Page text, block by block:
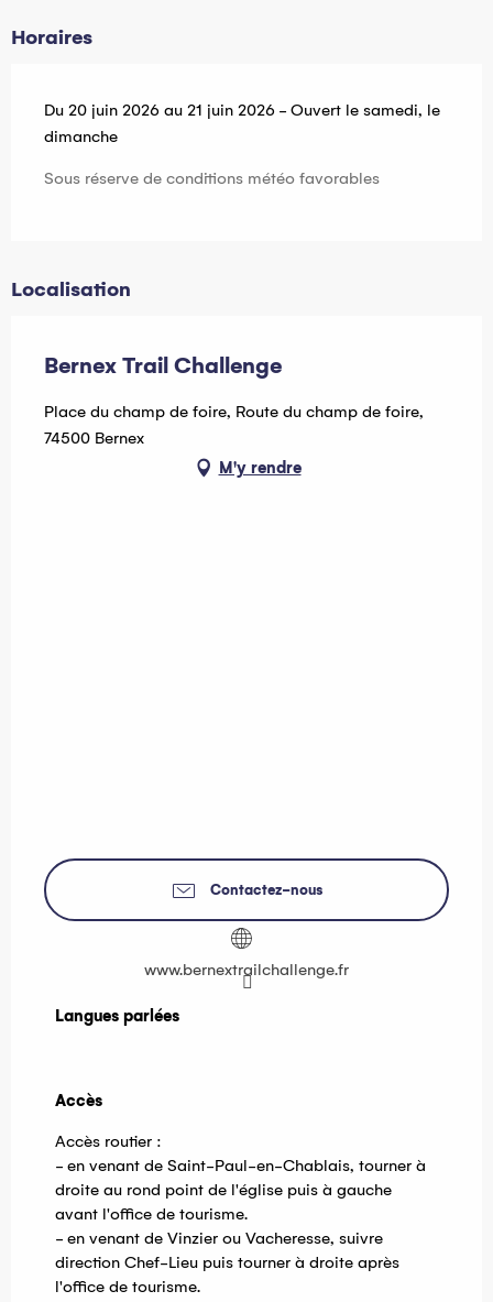
Horaires
Du 20 juin 2026 au 21 juin 2026 - Ouvert le samedi, le
dimanche
Sous réserve de conditions météo favorables
Localisation
Bernex Trail Challenge
Place du champ de foire, Route du champ de foire,
74500 Bernex
M'y rendre
Contactez-nous
www.bernextrailchallenge.fr
Langues parlées
Langues parlées
Accès
Accès
Accès routier :
- en venant de Saint-Paul-en-Chablais, tourner à
droite au rond point de l'église puis à gauche
avant l'office de tourisme.
- en venant de Vinzier ou Vacheresse, suivre
direction Chef-Lieu puis tourner à droite après
l'office de tourisme.